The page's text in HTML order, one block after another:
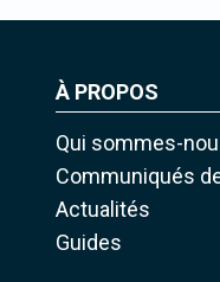
À PROPOS
Qui sommes-
Communiqués
Actualités
Guides